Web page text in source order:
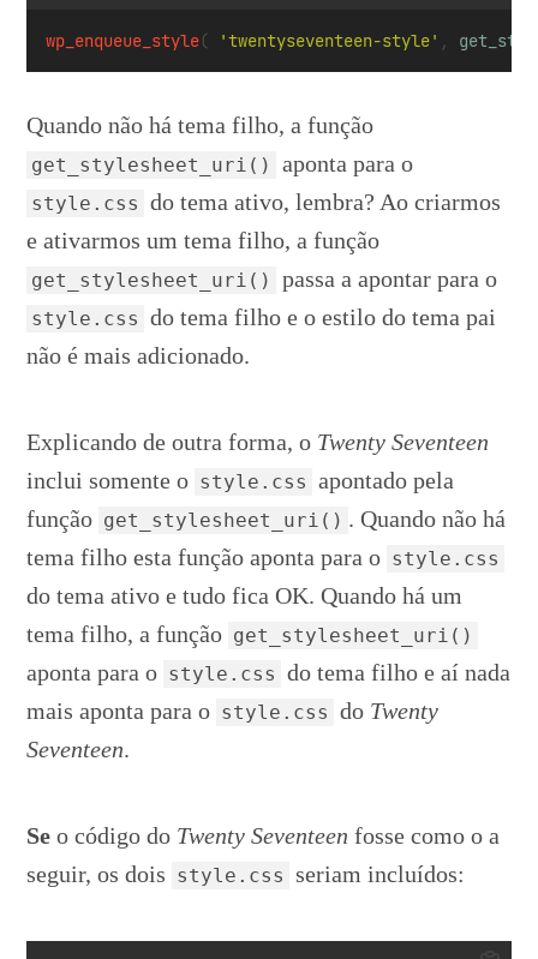
wp_enqueue_style( 'twentyseventeen-style'
Quando não há tema filho, a função
get_stylesheet_uri() aponta para o
style.css do tema ativo, lembra? Ao criarmos
e ativarmos um tema filho, a função
get_stylesheet_uri() passa a apontar para o
style.css do tema filho e o estilo do tema pai
não é mais adicionado.
Explicando de outra forma, o Twenty Seventeen
inclui somente o style.css apontado pela
função get_stylesheet_uri() . Quando não há
tema filho esta função aponta para o style.css
do tema ativo e tudo fica OK. Quando há um
tema filho, a função get_stylesheet_uri()
aponta para o style.css do tema filho e aí nada
mais aponta para o style.css do Twenty
Seventeen.
Se o código do Twenty Seventeen fosse como o a
seguir, os dois style.css seriam incluídos: